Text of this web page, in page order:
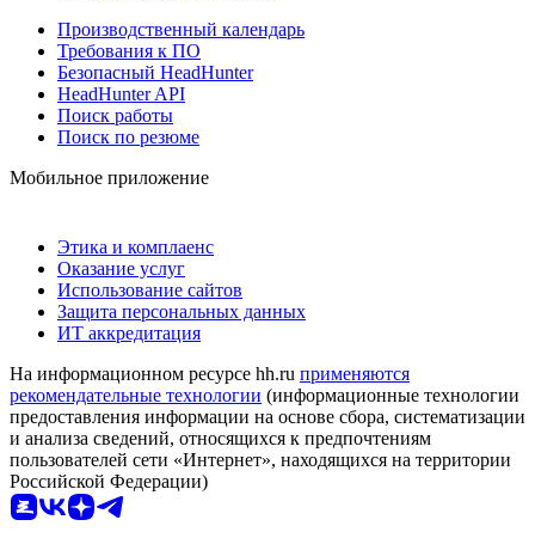
Производственный календарь
Требования к ПО
Безопасный HeadHunter
HeadHunter API
Поиск работы
Поиск по резюме
Мобильное приложение
Этика и комплаенс
Оказание услуг
Использование сайтов
Защита персональных данных
ИТ аккредитация
На информационном ресурсе hh.ru применяются
рекомендательные технологии (информационные технологии
предоставления информации на основе сбора, систематизации
и анализа сведений, относящихся к предпочтениям
пользователей сети «Интернет», находящихся на территории
Российской Федерации)